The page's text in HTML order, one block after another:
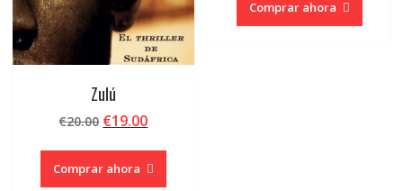
Zulú
€20.00 El
original
era:
€19.00El
actual
es:
Comprar ahora
era:
es:
Comprar ahora